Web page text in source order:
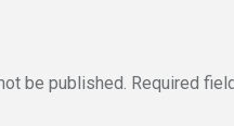
be published. Required